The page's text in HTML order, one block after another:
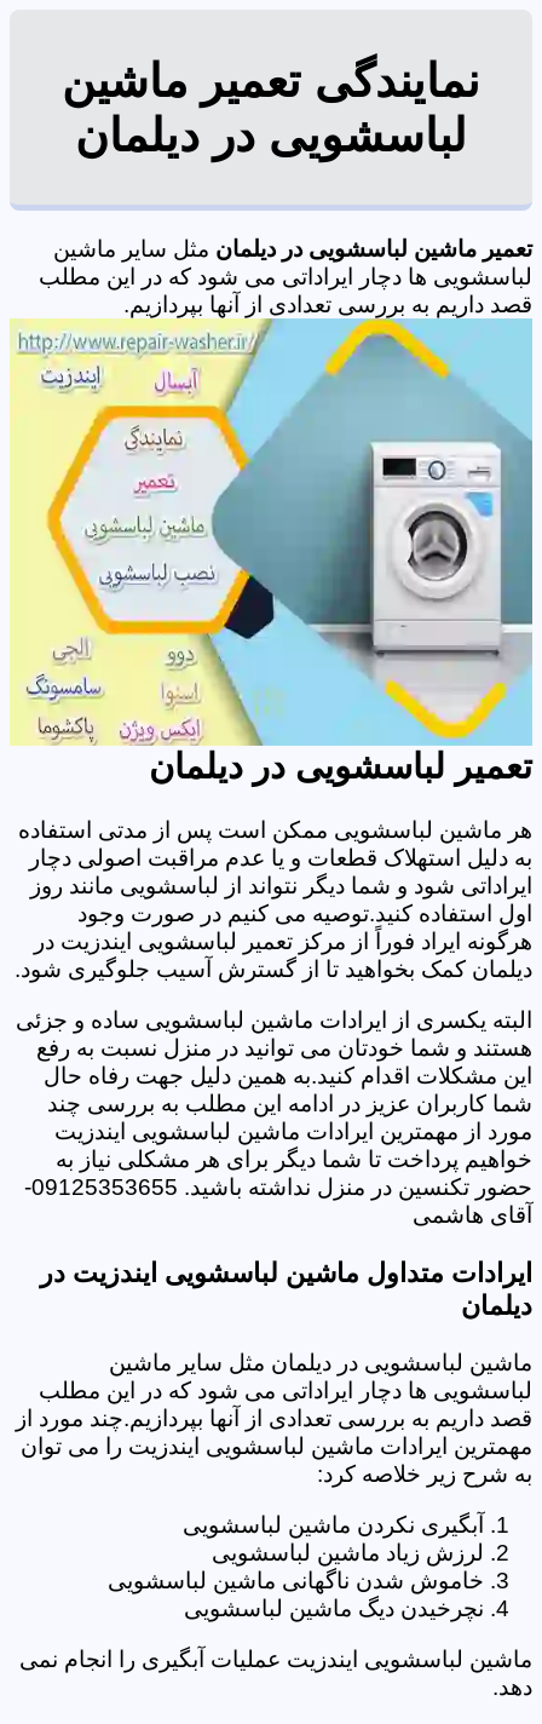
نمایندگی تعمیر ماشین
لباسشویی در دیلمان
تعمیر ماشین لباسشویی در دیلمان مثل سایر ماشین
لباسشویی ها دچار ایراداتی می شود که در این مطلب
قصد داریم به بررسی تعدادی از آنها بپردازیم.
تعمیر لباسشویی در دیلمان
هر ماشین لباسشویی ممکن است پس از مدتی استفاده
به دلیل استهلاک قطعات و یا عدم مراقبت اصولی دچار
ایراداتی شود و شما دیگر نتواند از لباسشویی مانند روز
اول استفاده کنید.توصیه می کنیم در صورت وجود
هرگونه ایراد فوراً از مرکز تعمیر لباسشویی ایندزیت در
دیلمان کمک بخواهید تا از گسترش آسیب جلوگیری شود.
البته یکسری از ایرادات ماشین لباسشویی ساده و جزئی
هستند و شما خودتان می توانید در منزل نسبت به رفع
این مشکلات اقدام کنید.به همین دلیل جهت رفاه حال
شما کاربران عزیز در ادامه این مطلب به بررسی چند
مورد از مهمترین ایرادات ماشین لباسشویی ایندزیت
خواهیم پرداخت تا شما دیگر برای هر مشکلی نیاز به
حضور تکنسین در منزل نداشته باشید. 09125353655-
آقای هاشمی
ایرادات متداول ماشین لباسشویی ایندزیت در
دیلمان
ماشین لباسشویی در دیلمان مثل سایر ماشین
لباسشویی ها دچار ایراداتی می شود که در این مطلب
قصد داریم به بررسی تعدادی از آنها بپردازیم.چند مورد از
مهمترین ایرادات ماشین لباسشویی ایندزیت را می توان
به شرح زیر خلاصه کرد:
آبگیری نکردن ماشین لباسشویی
لرزش زیاد ماشین لباسشویی
خاموش شدن ناگهانی ماشین لباسشویی
نچرخیدن دیگ ماشین لباسشویی
ماشین لباسشویی ایندزیت عملیات آبگیری را انجام نمی
دهد.